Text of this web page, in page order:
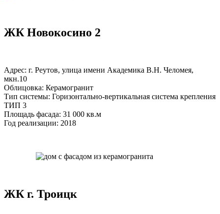
ЖК Новокосино 2
Адрес: г. Реутов, улица имени Академика В.Н. Челомея,
мкн.10
Облицовка: Керамогранит
Тип системы: Горизонтально-вертикальная система крепления
ТИП 3
Площадь фасада: 31 000 кв.м
Год реализации: 2018
ЖК г. Троицк